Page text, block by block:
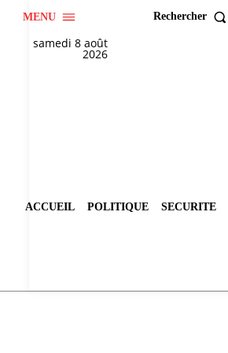
MENU Rechercher
samedi 8 août
2026
ACCUEIL POLITIQUE SECURITE